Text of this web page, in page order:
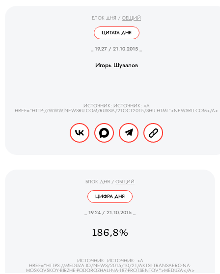
БЛОК ДНЯ / ОБЩИЙ
ЦИТАТА ДНЯ
_ 19.27 / 21.10.2015 _
Игорь Шувалов
ИСТОЧНИК: ИСТОЧНИК: <A
HREF="HTTP://WWW.NEWSRU.COM/RUSSIA/21OCT2015/SHU.HTML">NEWSRU.COM</A>
БЛОК ДНЯ / ОБЩИЙ
ЦИФРА ДНЯ
_ 19.24 / 21.10.2015 _
186,8%
ИСТОЧНИК: ИСТОЧНИК: <A
HREF="HTTPS://MEDUZA.IO/NEWS/2015/10/21/AKTSII-TRANSAERO-NA-
MOSKOVSKOY-BIRZHE-PODOROZHALI-NA-187-PROTSENTOV">MEDUZA</A>